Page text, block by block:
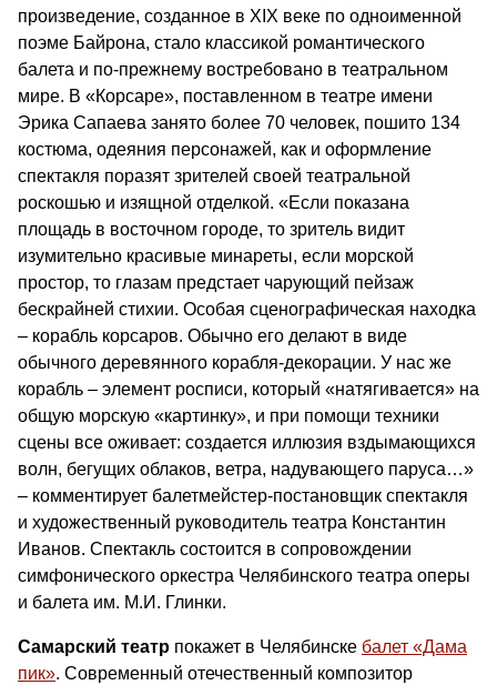
произведение, созданное в XIX веке по одноименной
поэме Байрона, стало классикой романтического
балета и по-прежнему востребовано в театральном
мире. В «Корсаре», поставленном в театре имени
Эрика Сапаева занято более 70 человек, пошито 134
костюма, одеяния персонажей, как и оформление
спектакля поразят зрителей своей театральной
роскошью и изящной отделкой. «Если показана
площадь в восточном городе, то зритель видит
изумительно красивые минареты, если морской
простор, то глазам предстает чарующий пейзаж
бескрайней стихии. Особая сценографическая находка
– корабль корсаров. Обычно его делают в виде
обычного деревянного корабля-декорации. У нас же
корабль – элемент росписи, который «натягивается» на
общую морскую «картинку», и при помощи техники
сцены все оживает: создается иллюзия вздымающихся
волн, бегущих облаков, ветра, надувающего паруса…»
– комментирует балетмейстер-постановщик спектакля
и художественный руководитель театра Константин
Иванов. Спектакль состоится в сопровождении
симфонического оркестра Челябинского театра оперы
и балета им. М.И. Глинки.
Самарский театр покажет в Челябинске балет «Дама
пик». Современный отечественный композитор